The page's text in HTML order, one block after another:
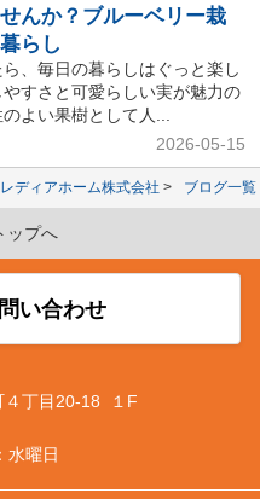
んか？ブルーベリー栽
らし
、毎日の暮らしはぐっと楽し
すさと可愛らしい実が魅力の
よい果樹として人...
2026-05-15
ディアホーム株式会社 ブログ一覧
ップへ
い合わせ
４丁目20-18 １F
水曜日